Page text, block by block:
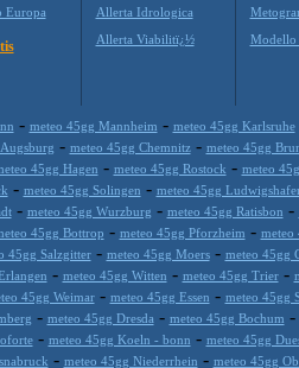
Europa
Allerta Idrologica
Allerta Viabilitï¿½
Modello
- meteo 45gg Mannheim - meteo 45gg Karlsruhe
- meteo 45gg Chemnitz - meteo 45gg
45gg Hagen - meteo 45gg Rostock - meteo
- meteo 45gg Solingen - meteo 45gg
- meteo 45gg Wurzburg - meteo 45gg Ratisbon -
45gg Bottrop - meteo 45gg Pforzheim - meteo
45gg Salzgitter- meteo 45gg Moers- meteo 45gg
- meteo 45gg Witten - meteo 45gg Trier-
45gg Weimar- meteo 45gg Essen - meteo 45gg
- meteo 45gg Dresda - meteo 45gg Bochum -
- meteo 45gg Koeln - bonn - meteo 45gg
- meteo 45gg Niederrhein - meteo 45gg